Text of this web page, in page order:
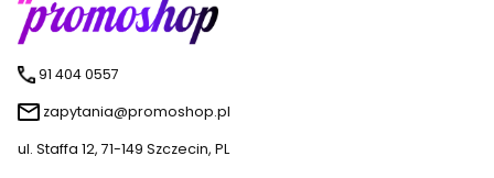
91 404 0557
zapytania@promoshop.pl
ul. Staffa 12, 71-149 Szczecin, PL